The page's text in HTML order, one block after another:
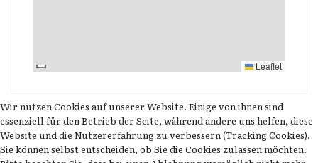
Leaflet
Wir nutzen Cookies auf unserer Website. Einige von ihnen sind
essenziell für den Betrieb der Seite, während andere uns helfen, diese
Website und die Nutzererfahrung zu verbessern (Tracking Cookies).
Sie können selbst entscheiden, ob Sie die Cookies zulassen möchten.